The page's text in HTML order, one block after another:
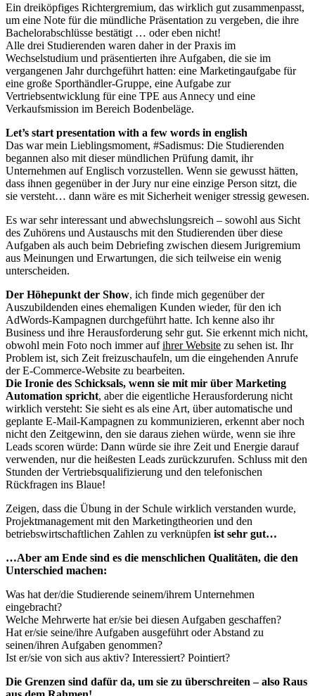
Ein dreiköpfiges Richtergremium, das wirklich gut zusammenpasst,
um eine Note für die mündliche Präsentation zu vergeben, die ihre
Bachelorabschlüsse bestätigt … oder eben nicht!
Alle drei Studierenden waren daher in der Praxis im
Wechselstudium und präsentierten ihre Aufgaben, die sie im
vergangenen Jahr durchgeführt hatten: eine Marketingaufgabe für
eine große Sporthändler-Gruppe, eine Aufgabe zur
Vertriebsentwicklung für eine TPE aus Annecy und eine
Verkaufsmission im Bereich Bodenbeläge.
Let’s start presentation with a few words in english
Das war mein Lieblingsmoment, #Sadismus: Die Studierenden
begannen also mit dieser mündlichen Prüfung damit, ihr
Unternehmen auf Englisch vorzustellen. Wenn sie gewusst hätten,
dass ihnen gegenüber in der Jury nur eine einzige Person sitzt, die
sie versteht… dann wäre es mit Sicherheit weniger stressig gewesen.
Es war sehr interessant und abwechslungsreich – sowohl aus Sicht
des Zuhörens und Austauschs mit den Studierenden über diese
Aufgaben als auch beim Debriefing zwischen diesem Jurigremium
aus Meinungen und Erwartungen, die sich teilweise ein wenig
unterscheiden.
Der Höhepunkt der Show, ich finde mich gegenüber der
Auszubildenden eines ehemaligen Kunden wieder, für den ich
AdWords-Kampagnen durchgeführt hatte. Ich kenne also ihr
Business und ihre Herausforderung sehr gut. Sie erkennt mich nicht,
obwohl mein Foto noch immer aufihrer Website zu sehen ist. Ihr
Problem ist, sich Zeit freizuschaufeln, um die eingehenden Anrufe
der E-Commerce-Website zu bearbeiten.
Die Ironie des Schicksals, wenn sie mit mir über Marketing
Automation spricht, aber die eigentliche Herausforderung nicht
wirklich versteht: Sie sieht es als eine Art, über automatische und
geplante E-Mail-Kampagnen zu kommunizieren, erkennt aber noch
nicht den Zeitgewinn, den sie daraus ziehen würde, wenn sie ihre
Leads scoren würde: Dann würde sie ihre Zeit und Energie darauf
verwenden, nur die heißesten Leads zurückzurufen. Schluss mit den
Stunden der Vertriebsqualifizierung und den telefonischen
Rückfragen ins Blaue!
Zeigen, dass die Übung in der Schule wirklich verstanden wurde,
Projektmanagement mit den Marketingtheorien und den
betriebswirtschaftlichen Zahlen zu verknüpfen ist sehr gut…
…Aber am Ende sind es die menschlichen Qualitäten, die den
Unterschied machen:
Was hat der/die Studierende seinem/ihrem Unternehmen
eingebracht?
Welche Mehrwerte hat er/sie bei diesen Aufgaben geschaffen?
Hat er/sie seine/ihre Aufgaben ausgeführt oder Abstand zu
seinen/ihren Aufgaben genommen?
Ist er/sie von sich aus aktiv? Interessiert? Pointiert?
Die Grenzen sind dafür da, um sie zu überschreiten – also Raus